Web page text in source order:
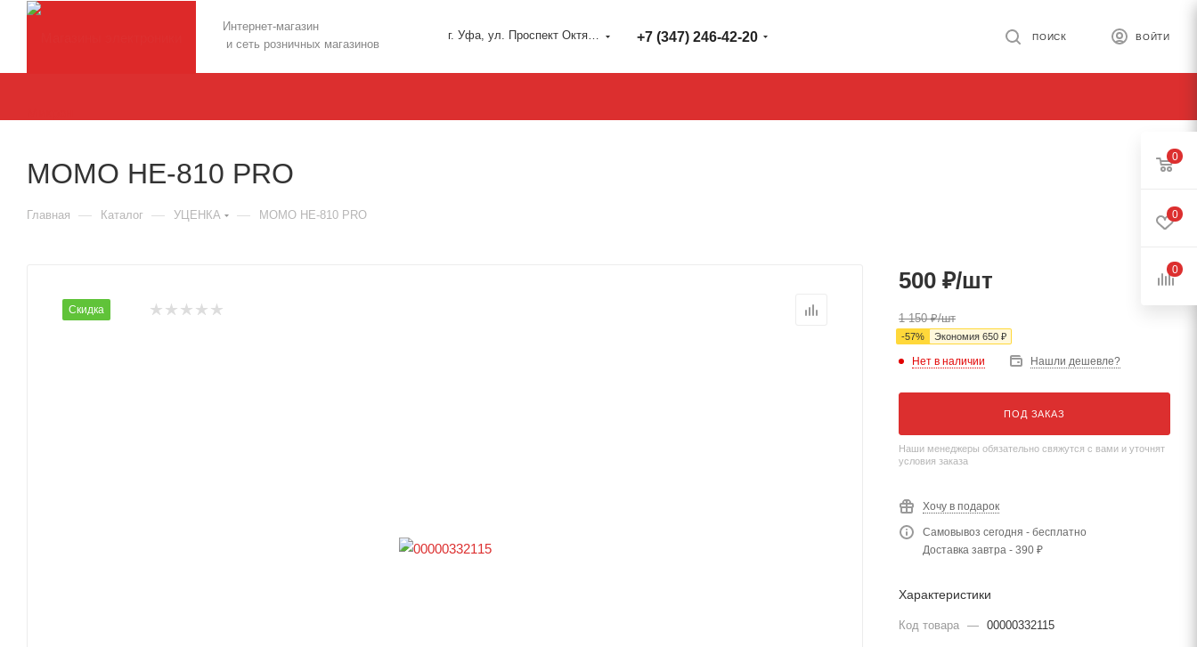
Интернет-магазин
и сеть розничных магазинов
г. Уфа, ул. Проспект Октября 127 +7 (347) 246-42-20 ВОЙТИ
ПОИСК
MOMO HE-810 PRO
Главная — Каталог — УЦЕНКА — MOMO HE-810 PRO
Скидка
500 ₽/шт
1 150₽/шт
-57% Экономия 650 ₽
Нет в наличии Нашли дешевле?
ПОД ЗАКАЗ
Наши менеджеры обязательно свяжутся с вами и уточнят
условия заказа
Хочу в подарок
Самовывоз сегодня - бесплатно
Доставка завтра - 390 ₽
Характеристики
Код товара — 00000332115
0
0
0